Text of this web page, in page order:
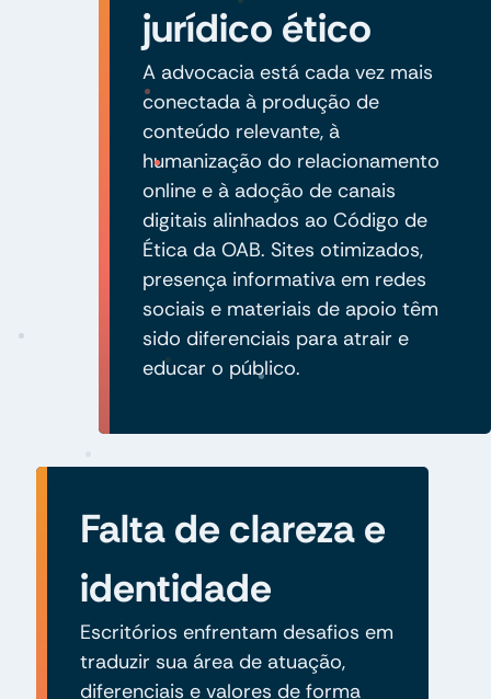
jurídico ético
A advocacia está cada vez mais
conectada à produção de
conteúdo relevante, à
humanização do relacionamento
online e à adoção de canais
digitais alinhados ao Código de
Ética da OAB. Sites otimizados,
presença informativa em redes
sociais e materiais de apoio têm
sido diferenciais para atrair e
educar o público.
Falta de clareza e
identidade
Escritórios enfrentam desafios em
traduzir sua área de atuação,
diferenciais e valores de forma